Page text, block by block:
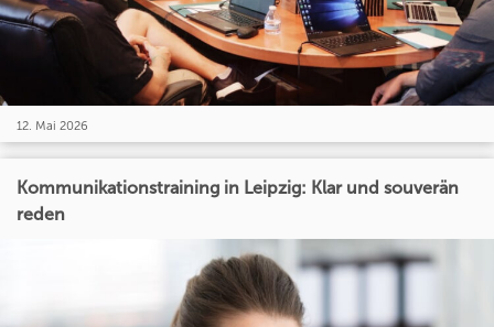
12. Mai 2026
Kommunikationstraining in Leipzig: Klar und souverän
reden